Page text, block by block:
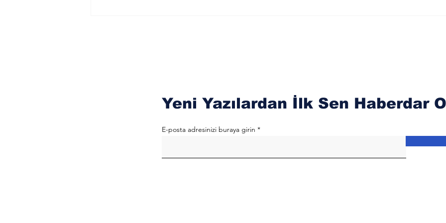
Yeni Yazılardan İlk Sen Haberdar
E-posta adresinizi buraya girin